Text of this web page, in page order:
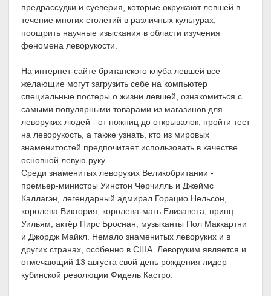
предрассудки и суеверия, которые окружают левшей в
течение многих столетий в различных культурах;
поощрить научные изыскания в области изучения
феномена леворукости.
На интернет-сайте британского клуба левшей все
желающие могут загрузить себе на компьютер
специальные постеры о жизни левшей, ознакомиться с
самыми популярными товарами из магазинов для
леворуких людей - от ножниц до открывалок, пройти тест
на леворукость, а также узнать, кто из мировых
знаменитостей предпочитает использовать в качестве
основной левую руку.
Среди знаменитых леворуких Великобритании -
премьер-министры Уинстон Черчилль и Джеймс
Каллагэн, легендарный адмирал Горацио Нельсон,
королева Виктория, королева-мать Елизавета, принц
Уильям, актёр Пирс Броснан, музыканты Пол Маккартни
и Джордж Майкл. Немало знаменитых леворуких и в
других странах, особенно в США. Леворуким является и
отмечающий 13 августа свой день рождения лидер
кубинской революции Фидель Кастро.